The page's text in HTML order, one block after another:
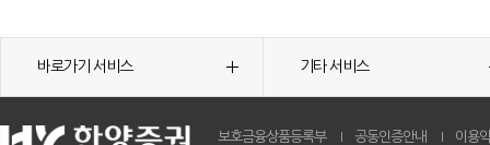
바로가기 서비스 기타 서비스
보호금융상품등록부 공동인증안내 이용